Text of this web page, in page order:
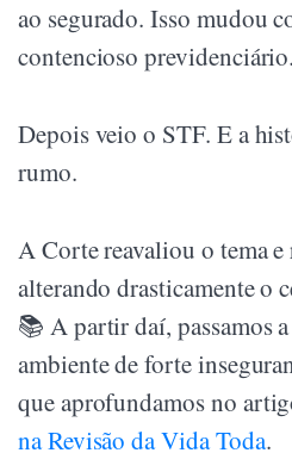
ao segurado. Isso mudou
contencioso previdenciário.
Depois veio o STF. E a
rumo.
A Corte reavaliou o tema e
alterando drasticamente o
📚 A partir daí, passamos
ambiente de forte
que aprofundamos no
na Revisão da Vida Toda.